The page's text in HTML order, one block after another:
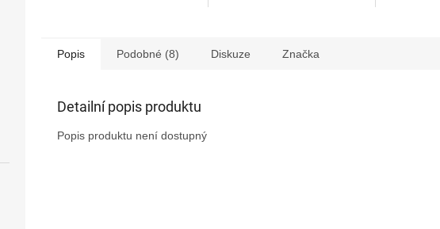
Popis Podobné (8) Diskuze Značka
Detailní popis produktu
Popis produktu není dostupný